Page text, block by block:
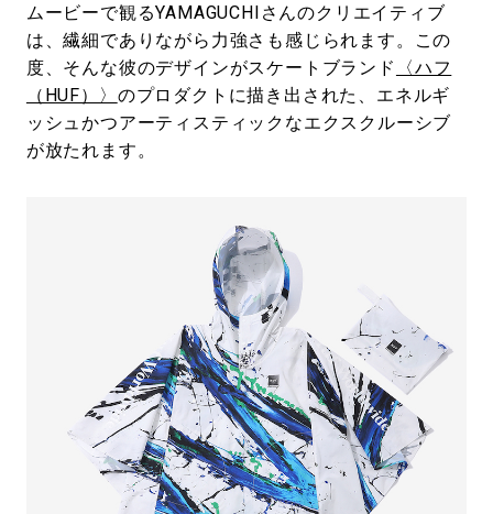
ムービーで観るYAMAGUCHIさんのクリエイティブ
は、繊細でありながら力強さも感じられます。この
度、そんな彼のデザインがスケートブランド
〈ハフ
（HUF）〉 のプロダクトに描き出された、エネルギ
ッシュかつアーティスティックなエクスクルーシブ
が放たれます。